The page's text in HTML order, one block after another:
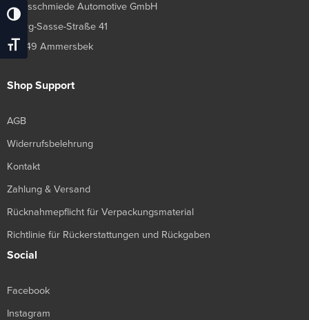
Umschalten Auf Hohe Kontraste
Schrift Vergrößern
Luxusschmiede Automotive GmbH
Georg-Sasse-Straße 41
22949 Ammersbek
Shop Support
AGB
Widerrufsbelehrung
Kontakt
Zahlung & Versand
Rücknahmepflicht für Verpackungsmaterial
Richtlinie für Rückerstattungen und Rückgaben
Social
Facebook
Instagram